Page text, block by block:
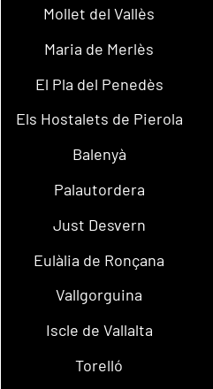
Mollet del Vallès
Maria de Merlès
El Pla del Penedès
Els Hostalets de Pierola
Balenyà
Palautordera
Just Desvern
Eulàlia de Ronçana
Vallgorguina
Iscle de Vallalta
Torelló